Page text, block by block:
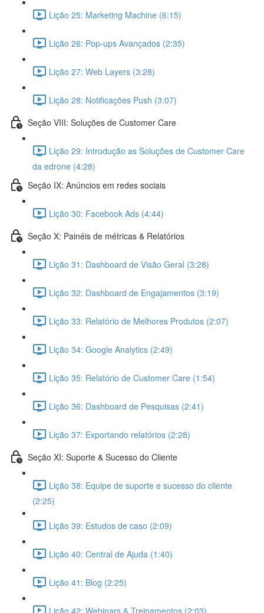
Lição 25: Marketing Machine (6:15)
Lição 26: Pop-ups Avançados (2:35)
Lição 27: Web Layers (3:28)
Lição 28: Notificações Push (3:07)
Seção VIII: Soluções de Customer Care
Lição 29: Introdução as Soluções de Customer Care
da edrone (4:28)
Seção IX: Anúncios em redes sociais
Lição 30: Facebook Ads (4:44)
Seção X: Painéis de métricas & Relatórios
Lição 31: Dashboard de Visão Geral (3:28)
Lição 32: Dashboard de Engajamentos (3:19)
Lição 33: Relatório de Melhores Produtos (2:07)
Lição 34: Google Analytics (2:49)
Lição 35: Relatório de Customer Care (1:54)
Lição 36: Dashboard de Pesquisas (2:41)
Lição 37: Exportando relatórios (2:28)
Seção XI: Suporte & Sucesso do Cliente
Lição 38: Equipe de suporte e sucesso do cliente
(2:25)
Lição 39: Estudos de caso (2:09)
Lição 40: Central de Ajuda (1:40)
Lição 41: Blog (2:25)
Lição 42: Webinars & Treinamentos (2:03)